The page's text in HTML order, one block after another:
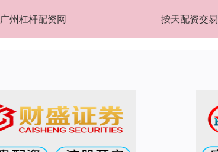
广州杠杆配资网 按天配资交易